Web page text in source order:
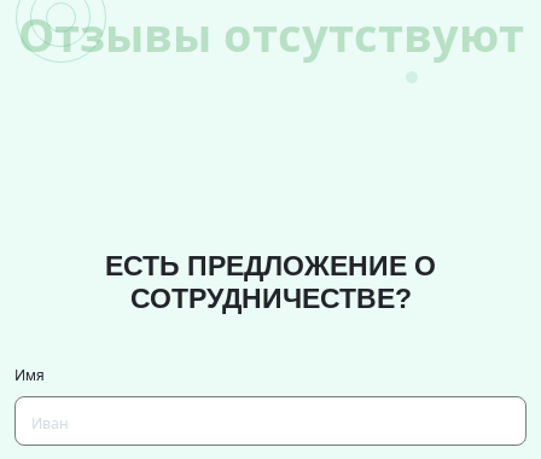
Отзывы отсутствуют
ЕСТЬ ПРЕДЛОЖЕНИЕ О
СОТРУДНИЧЕСТВЕ?
Имя